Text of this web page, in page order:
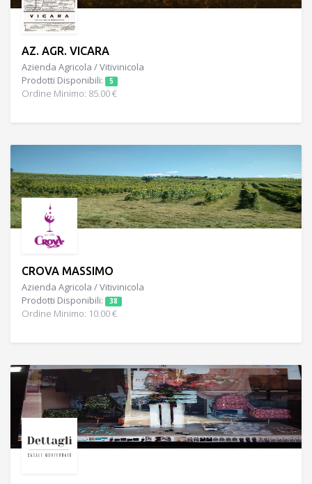
AZ. AGR. VICARA
Azienda Agricola / Vitivinicola
Prodotti Disponibili:
5
Ordine Minimo: 85.00 €
CROVA MASSIMO
Azienda Agricola / Vitivinicola
Prodotti Disponibili:
38
Ordine Minimo: 10.00 €